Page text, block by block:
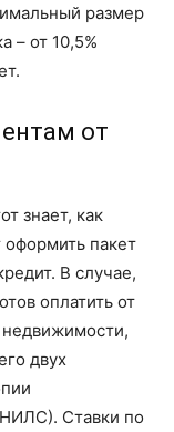
размер
– от 10,5%
от
знает, как
оформить пакет
В случае,
оплатить от
двух
Ставки по